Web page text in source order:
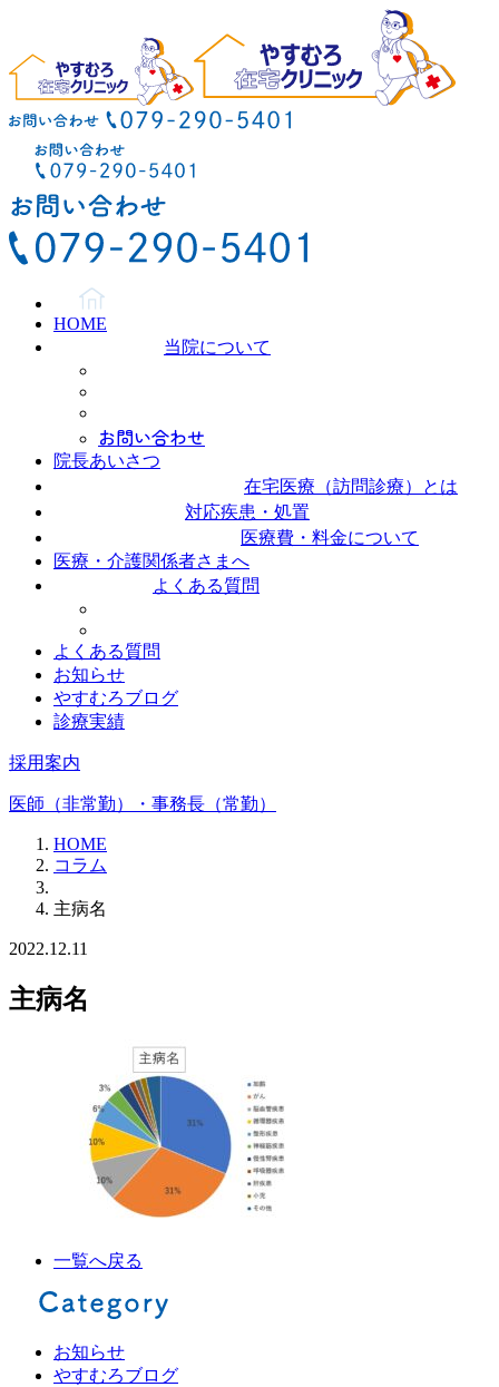
HOME
当院について
お問い合わせ
院長あいさつ
在宅医療（訪問診療）とは
対応疾患・処置
医療費・料金について
医療・介護関係者さまへ
よくある質問
よくある質問
お知らせ
やすむろブログ
診療実績
採用案内
医師（非常勤）・事務長（常勤）
HOME
コラム
主病名
2022.12.11
主病名
一覧へ戻る
お知らせ
やすむろブログ